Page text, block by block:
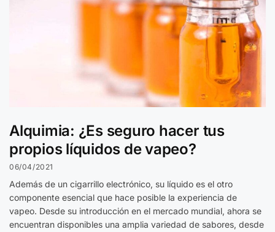
Alquimia: ¿Es seguro hacer tus
propios líquidos de vapeo?
06/04/2021
Además de un cigarrillo electrónico, su líquido es el otro
componente esencial que hace posible la experiencia de
vapeo. Desde su introducción en el mercado mundial, ahora se
encuentran disponibles una amplia variedad de sabores, desde